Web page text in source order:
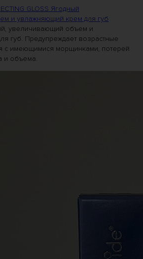
GLOSS Ягодный
и увлажняющий крем для губ
увеличивающий объем и
губ. Предупреждает возрастные
с имеющимися морщинками, потерей
и объема.